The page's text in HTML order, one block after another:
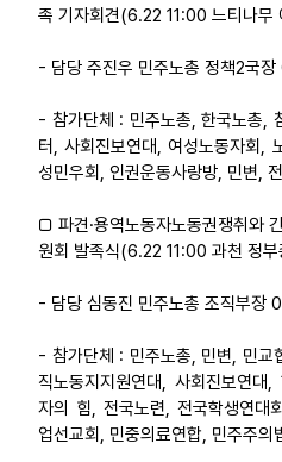
족 기자회견(6.22 11:00 느티나무
- 담당 주진우 민주노총 정책2국
- 참가단체 : 민주노총, 한국노총,
터, 사회진보연대, 여성노동자회,
성민우회, 인권운동사랑방, 민변,
□ 파견·용역노동자노동권쟁취와
원회 발족식(6.22 11:00 과천 정부
- 담당 심동진 민주노총 조직부
- 참가단체 : 민주노총, 민변, 민교
직노동지지원연대, 사회진보연대
자의 힘, 전국노련, 전국학생연대
업선교회, 민중의료연합, 민주주의